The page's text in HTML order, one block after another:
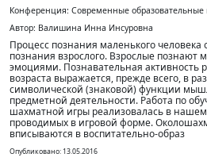
Конференция: Современные
Автор: Валишина Инна Инсуровна
Процесс познания маленького человека
познания взрослого. Взрослые познают
эмоциями. Познавательная активность
возраста выражается, прежде всего, в
символической (знаковой) функции
предметной деятельности. Работа по
шахматной игры реализовалась в
проводимых в игровой форме.
вписываются в воспитательно-образ
Опубликовано: 13.05.2016